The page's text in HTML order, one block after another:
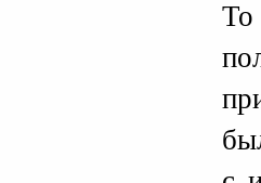
То